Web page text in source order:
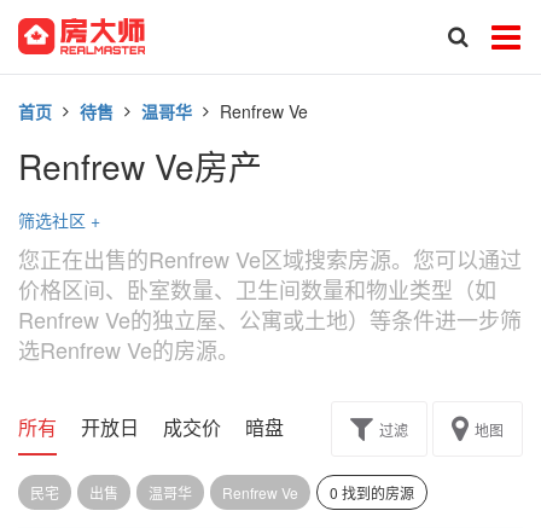
首页 待售 温哥华 Renfrew Ve
Renfrew Ve房产
筛选社区 +
您正在出售的Renfrew Ve区域搜索房源。您可以通过
价格区间、卧室数量、卫生间数量和物业类型（如
Renfrew Ve的独立屋、公寓或土地）等条件进一步筛
选Renfrew Ve的房源。
所有 开放日 成交价 暗盘 楼花转让过滤 地图
民宅 出售 温哥华 Renfrew Ve 0 找到的房源